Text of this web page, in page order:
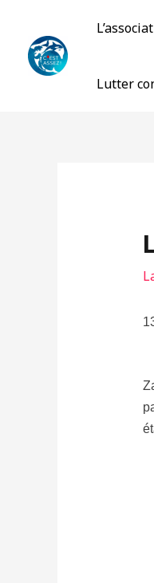
contenu
Lutter